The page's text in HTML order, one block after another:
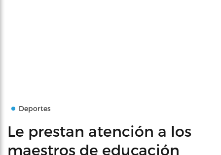
Deportes
Le prestan atención a los
maestros de educación